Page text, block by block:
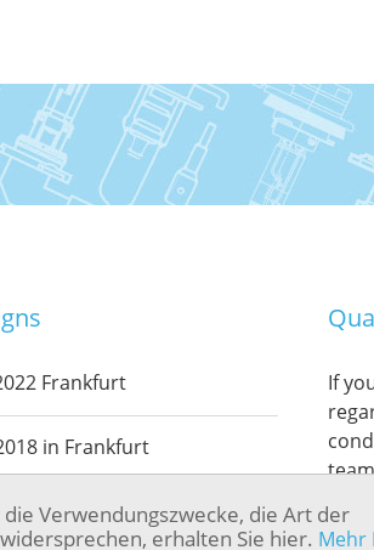
Verwendungszwecke, die Art der
erhalten Sie hier. Mehr
Frankfurt
in Frankfurt
If